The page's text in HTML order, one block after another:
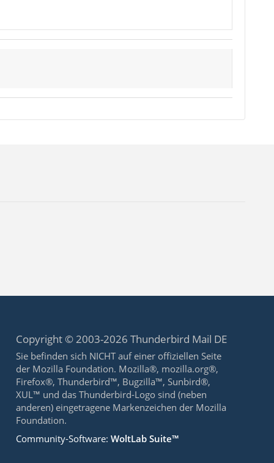
Copyright © 2003-2026 Thunderbird Mail DE
Sie befinden sich NICHT auf einer offiziellen Seite
der Mozilla Foundation. Mozilla®, mozilla.org®,
Firefox®, Thunderbird™, Bugzilla™, Sunbird®,
XUL™ und das Thunderbird-Logo sind (neben
anderen) eingetragene Markenzeichen der Mozilla
Foundation.
Community-Software:WoltLab Suite™